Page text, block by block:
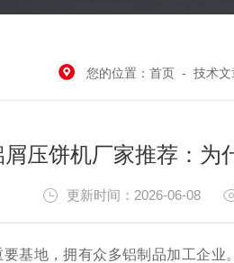
您的位置：首页 -技术文
压饼机厂家推荐：为
更新时间：2026-06-08
基地，拥有众多铝制品加工企